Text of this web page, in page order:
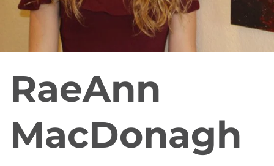
RaeAnn
MacDonagh